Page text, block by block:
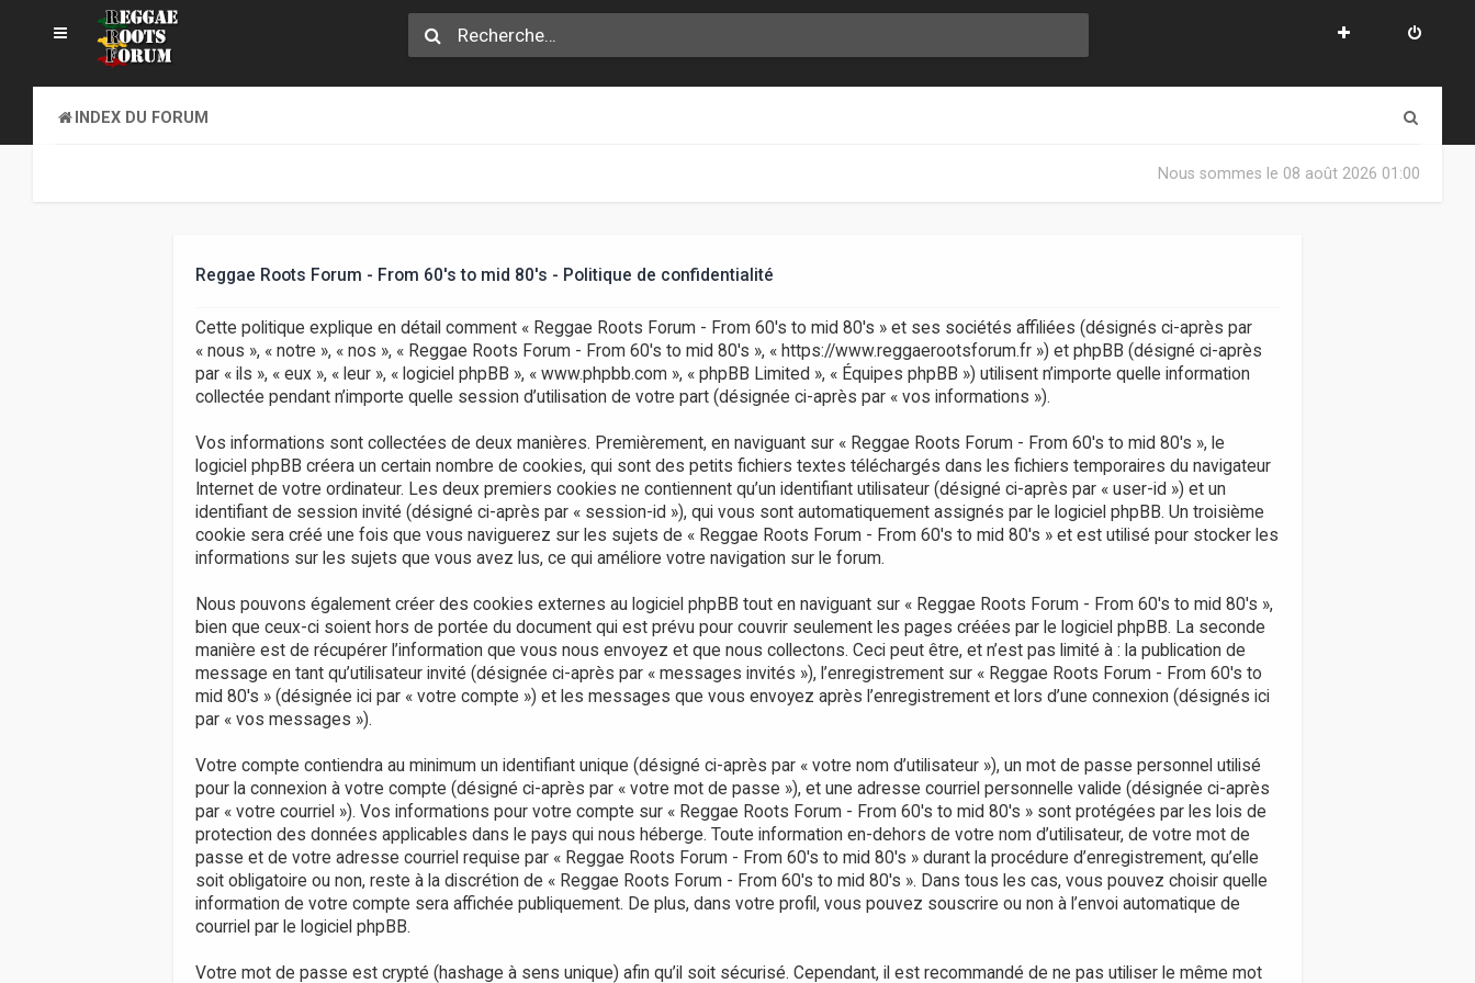
INDEX DU FORUM
Nous sommes le 08 août 2026 01:00
Reggae Roots Forum - From 60's to mid 80's - Politique de confidentialité
Cette politique explique en détail comment « Reggae Roots Forum - From 60's to mid 80's » et ses sociétés affiliées (désignés ci-après par
« nous », « notre », « nos », « Reggae Roots Forum - From 60's to mid 80's », « https://www.reggaerootsforum.fr ») et phpBB (désigné ci-après
par « ils », « eux », « leur », « logiciel phpBB », « www.phpbb.com », « phpBB Limited », « Équipes phpBB ») utilisent n’importe quelle information
collectée pendant n’importe quelle session d’utilisation de votre part (désignée ci-après par « vos informations »).
Vos informations sont collectées de deux manières. Premièrement, en naviguant sur « Reggae Roots Forum - From 60's to mid 80's », le
logiciel phpBB créera un certain nombre de cookies, qui sont des petits fichiers textes téléchargés dans les fichiers temporaires du navigateur
Internet de votre ordinateur. Les deux premiers cookies ne contiennent qu’un identifiant utilisateur (désigné ci-après par « user-id ») et un
identifiant de session invité (désigné ci-après par « session-id »), qui vous sont automatiquement assignés par le logiciel phpBB. Un troisième
cookie sera créé une fois que vous naviguerez sur les sujets de « Reggae Roots Forum - From 60's to mid 80's » et est utilisé pour stocker les
informations sur les sujets que vous avez lus, ce qui améliore votre navigation sur le forum.
Nous pouvons également créer des cookies externes au logiciel phpBB tout en naviguant sur « Reggae Roots Forum - From 60's to mid 80's »,
bien que ceux-ci soient hors de portée du document qui est prévu pour couvrir seulement les pages créées par le logiciel phpBB. La seconde
manière est de récupérer l’information que vous nous envoyez et que nous collectons. Ceci peut être, et n’est pas limité à : la publication de
message en tant qu’utilisateur invité (désignée ci-après par « messages invités »), l’enregistrement sur « Reggae Roots Forum - From 60's to
mid 80's » (désignée ici par « votre compte ») et les messages que vous envoyez après l’enregistrement et lors d’une connexion (désignés ici
par « vos messages »).
Votre compte contiendra au minimum un identifiant unique (désigné ci-après par « votre nom d’utilisateur »), un mot de passe personnel utilisé
pour la connexion à votre compte (désigné ci-après par « votre mot de passe »), et une adresse courriel personnelle valide (désignée ci-après
par « votre courriel »). Vos informations pour votre compte sur « Reggae Roots Forum - From 60's to mid 80's » sont protégées par les lois de
protection des données applicables dans le pays qui nous héberge. Toute information en-dehors de votre nom d’utilisateur, de votre mot de
passe et de votre adresse courriel requise par « Reggae Roots Forum - From 60's to mid 80's » durant la procédure d’enregistrement, qu’elle
soit obligatoire ou non, reste à la discrétion de « Reggae Roots Forum - From 60's to mid 80's ». Dans tous les cas, vous pouvez choisir quelle
information de votre compte sera affichée publiquement. De plus, dans votre profil, vous pouvez souscrire ou non à l’envoi automatique de
courriel par le logiciel phpBB.
Votre mot de passe est crypté (hashage à sens unique) afin qu’il soit sécurisé. Cependant, il est recommandé de ne pas utiliser le même mot